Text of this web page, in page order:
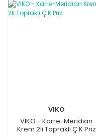
VIKO
VİKO - Karre-Meridian
Krem 2li Topraklı Ç.K Priz